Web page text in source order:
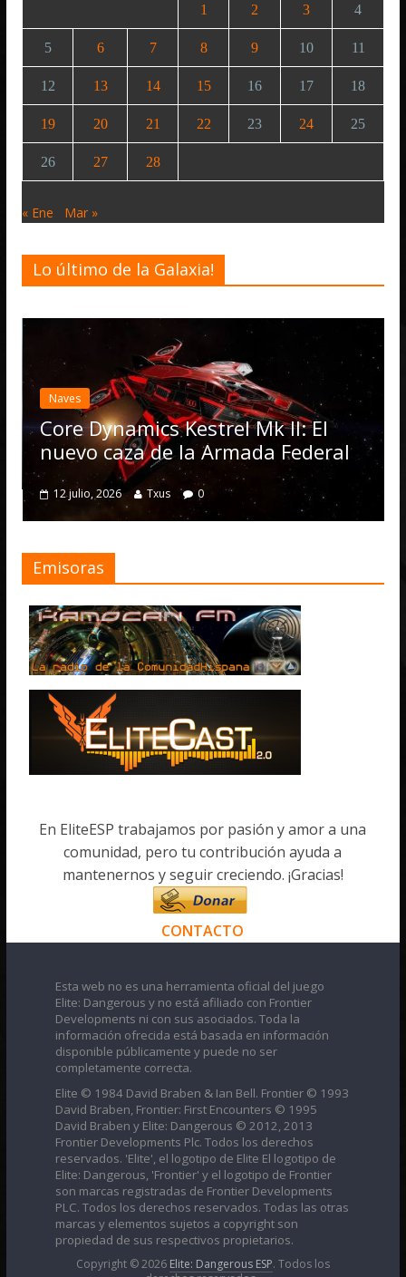
1 2 3 4
5 6 7 8 9 10 11
12 13 14 15 16 17 18
19 20 21 22 23 24 25
26 27 28
« Ene Mar »
Lo último de la Galaxia!
Naves
Core Dynamics Kestrel Mk II: El
nuevo caza de la Armada Federal
12 julio, 2026 Txus 0
Emisoras
En EliteESP trabajamos por pasión y amor a una
comunidad, pero tu contribución ayuda a
mantenernos y seguir creciendo. ¡Gracias!
CONTACTO
Esta web no es una herramienta oficial del juego
Elite: Dangerous y no está afiliado con Frontier
Developments ni con sus asociados. Toda la
información ofrecida está basada en información
disponible públicamente y puede no ser
completamente correcta.
Elite © 1984 David Braben & Ian Bell. Frontier © 1993
David Braben, Frontier: First Encounters © 1995
David Braben y Elite: Dangerous © 2012, 2013
Frontier Developments Plc. Todos los derechos
reservados. 'Elite', el logotipo de Elite El logotipo de
Elite: Dangerous, 'Frontier' y el logotipo de Frontier
son marcas registradas de Frontier Developments
PLC. Todos los derechos reservados. Todas las otras
marcas y elementos sujetos a copyright son
propiedad de sus respectivos propietarios.
Copyright © 2026 Elite: Dangerous ESP. Todos los